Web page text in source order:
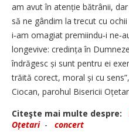
am avut în atenție bătrânii,
să ne gândim la trecut cu
i‑am omagiat premiindu‑i
longevive: credința în
îndrăgesc și sunt pentru ei
trăită corect, moral și cu
Ciocan, parohul Bisericii
Citeşte mai multe despre:
Oțetari- concert